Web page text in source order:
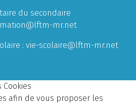
du secondaire
mr.net
: vie-scolaire@lftm-mr.net
afin de vous proposer les